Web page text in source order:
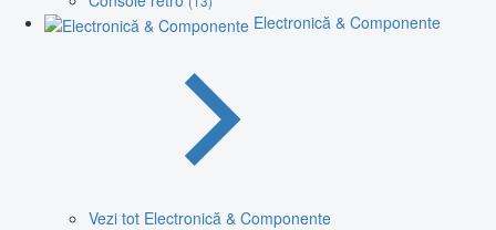
Electronică & Componente
Vezi tot Electronică & Componente